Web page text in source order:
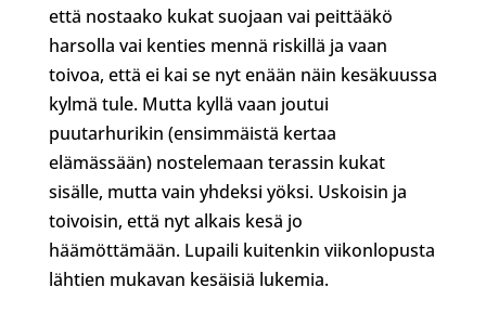
että nostaako kukat suojaan vai peittääkö
harsolla vai kenties mennä riskillä ja vaan
toivoa, että ei kai se nyt enään näin kesäkuussa
kylmä tule. Mutta kyllä vaan joutui
puutarhurikin (ensimmäistä kertaa
elämässään) nostelemaan terassin kukat
sisälle, mutta vain yhdeksi yöksi. Uskoisin ja
toivoisin, että nyt alkais kesä jo
häämöttämään. Lupaili kuitenkin viikonlopusta
lähtien mukavan kesäisiä lukemia.